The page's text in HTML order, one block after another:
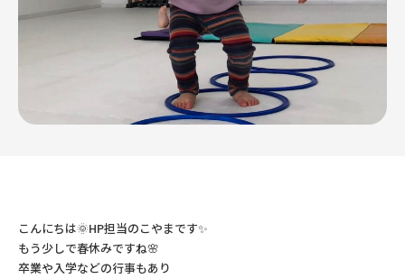
こんにちは🌞HP担当のこやまです✨
もう少しで春休みですね🌸
卒業や入学などの行事もあり